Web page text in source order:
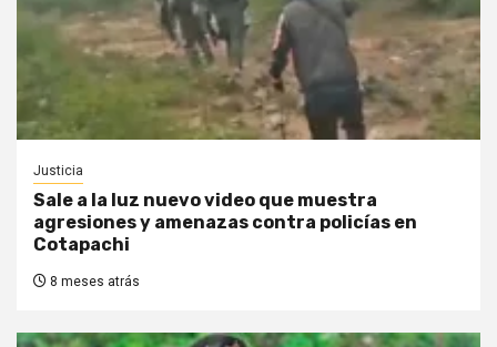
Justicia
Sale a la luz nuevo video que muestra
agresiones y amenazas contra policías en
Cotapachi
8 meses atrás